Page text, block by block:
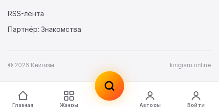
Главная Жанры Авторы Войти
RSS-лента
Партнёр: Знакомства
© 2026 Книгизм knigism.online